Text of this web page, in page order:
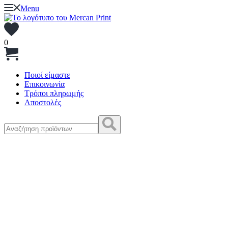
Menu
0
Ποιοί είμαστε
Επικοινωνία
Τρόποι πληρωμής
Αποστολές
για: